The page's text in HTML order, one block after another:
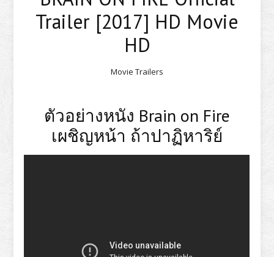
Trailer [2017] HD Movie
HD
Movie Trailers
ตัวอย่างหนัง Brain on Fire
เผชิญหน้า ถ้าปาฏิหาริย์